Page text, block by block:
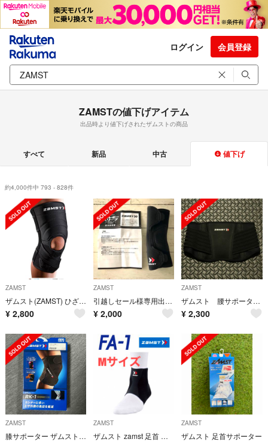
ログイン 会員登録
ZAMSTの値下げアイテム
出品時より値下げされたザムストの商品
すべて 新品 中古 値下げ
約4,000件中 793 - 828件
ZAMST
ザムスト(ZAMST) ひざ 膝 サポーター ZKシリーズ 左右兼用
¥ 2,800
ZAMST
引越しセール様専用出品✨肘サポーターSsize★ザムスト★
¥ 2,000
ZAMST
ザムスト 腰サポーター ZW-5 Sサイズ 383501
¥ 2,300
ZAMST
膝サポーター ザムスト RK-1 右M
ZAMST
ザムスト zamst 足首 アキレス腱 サポータ FA-1 Mサイズ
ZAMST
ザムスト 足首サポーター